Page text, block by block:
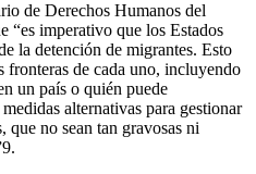
de Derechos Humanos del
“es imperativo que los Estados
la detención de migrantes. Esto
fronteras de cada uno, incluyendo
un país o quién puede
alternativas para gestionar
que no sean tan gravosas ni